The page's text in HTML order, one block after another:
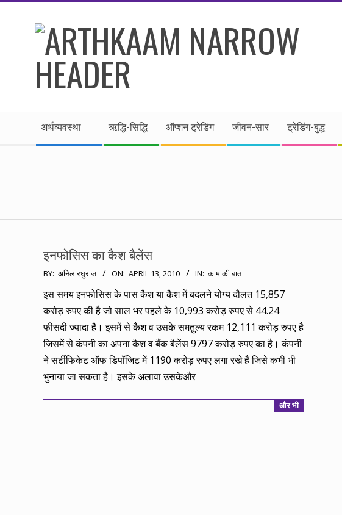
।।
अर्थकाम।।
FINANCIALLY
CLEVER!
Secondary
अर्थव्यवस्था ऋद्धि-सिद्धि ऑप्शन ट्रेडिंग जीवन-सार ट्रेडिंग-बुद्ध
इनफोसिस का कैश बैलेंस
2010-
13
BY: अनिल रघुराज ON: APRIL 13, 2010 IN: काम की बात
इस समय इनफोसिस के पास कैश या कैश में बदलने योग्य दौलत 15,857
करोड़ रुपए की है जो साल भर पहले के 10,993 करोड़ रुपए से 44.24
फीसदी ज्यादा है। इसमें से कैश व उसके समतुल्य रकम 12,111 करोड़ रुपए है
जिसमें से कंपनी का अपना कैश व बैंक बैलेंस 9797 करोड़ रुपए का है। कंपनी
ने सर्टीफिकेट ऑफ डिपॉजिट में 1190 करोड़ रुपए लगा रखे हैं जिसे कभी भी
भुनाया जा सकता है। इसके अलावा उसकेऔर
और भी